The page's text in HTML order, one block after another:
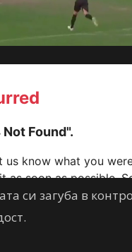
си загуба в